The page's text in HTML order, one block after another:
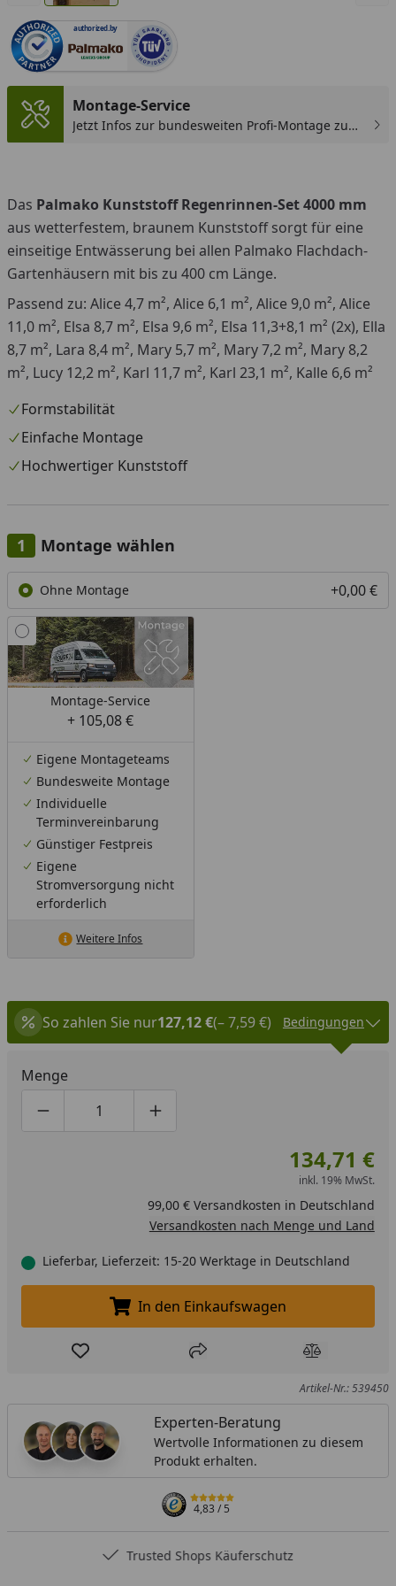
authorized.by
Montage-Service
Jetzt Infos zur bundesweiten Profi-Montage zum
Das Palmako Kunststoff Regenrinnen-Set 4000 mm
aus wetterfestem, braunem Kunststoffsorgt für eine
einseitige Entwässerung bei allen Palmako Flachdach-
Gartenhäusern mit bis zu 400 cm Länge.
Passend zu: Alice 4,7 m², Alice 6,1 m², Alice 9,0 m², Alice
11,0 m², Elsa 8,7 m², Elsa 9,6 m², Elsa 11,3+8,1 m² (2x), Ella
8,7 m², Lara 8,4 m², Mary 5,7 m², Mary 7,2 m², Mary 8,2
m², Lucy 12,2 m², Karl 11,7 m², Karl 23,1 m², Kalle 6,6 m²
Formstabilität
Einfache Montage
Hochwertiger Kunststoff
Montage wählen
Ohne Montage +0,00 €
Montage-Service
+ 105,08 €
Eigene Montageteams
Bundesweite Montage
Individuelle
Terminvereinbarung
Günstiger Festpreis
Eigene
Stromversorgung nicht
erforderlich
Weitere Infos
So zahlen Sie nur127,12 €(– 7,59 €) Bedingungen
Menge
Produktmenge um eins verringern
Produktmenge manuell eingeben
Produktmenge um eins erhöhen
134,71 €
inkl. 19% MwSt.
99,00 € Versandkosten in Deutschland
Versandkosten nach Menge und Land
Lieferbar, Lieferzeit: 15-20 Werktage in Deutschland
In den Einkaufswagen legen
In den Einkaufswagen
Produkt zur Wunschliste hinzufügen
Teilen Produkt
Artikel-Nr.: 539450
Experten-Beratung
Wertvolle Informationen zu diesem
Produkt erhalten.
4,83/ 5
Trusted Shops Käuferschutz